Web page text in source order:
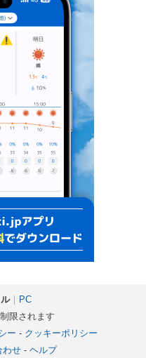
｜ PC
限されます
ー - クッキーポリシー
わせ- ヘルプ